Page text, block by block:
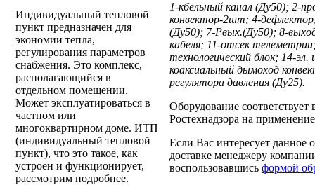
Индивидуальный тепловой
пункт предназначен для
экономии тепла,
регулирования параметров
снабжения. Это комплекс,
располагающийся в
отдельном помещении.
Может эксплуатироваться в
частном или
многоквартирном доме. ИТП
(индивидуальный тепловой
пункт), что это такое, как
устроен и функционирует,
рассмотрим подробнее.
1-кбельный канал (Ду50); 2-
конвектор-2шт; 4-
(Ду50); 7-Рвых.(Ду50); 8-
кабеля; 11-отсек
технологический блок; 14-
коаксиальный дымоход
регулятора давления (Ду25).
Оборудование соответствует
Ростехнадзора на
Если Вас интересует данное
доставке менеджеру
воспользовавшись формой